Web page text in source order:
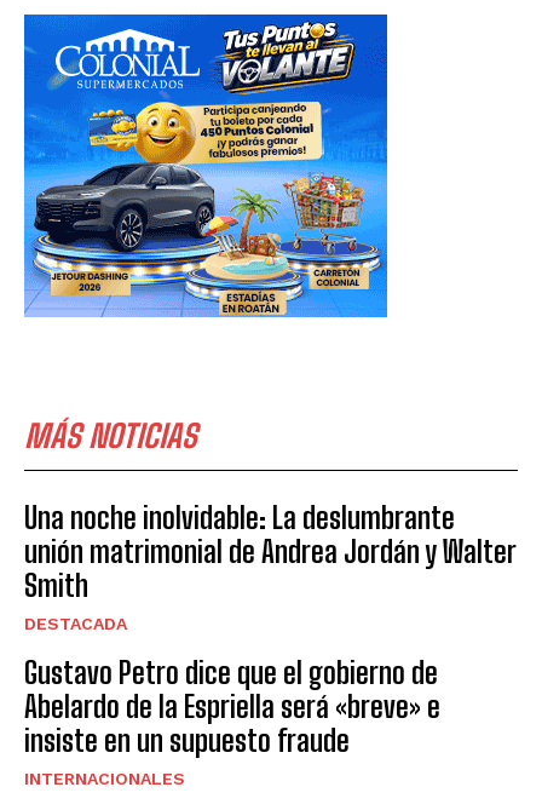
MÁS NOTICIAS
Una noche inolvidable: La deslumbrante
unión matrimonial de Andrea Jordán y Walter
Smith
DESTACADA
Gustavo Petro dice que el gobierno de
Abelardo de la Espriella será «breve» e
insiste en un supuesto fraude
INTERNACIONALES